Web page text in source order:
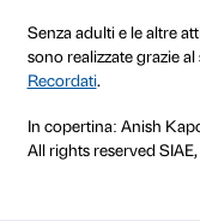
Senza adultiè un
con i professori
come momento